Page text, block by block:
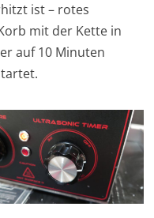
ist – rotes
mit der Kette in
auf 10 Minuten